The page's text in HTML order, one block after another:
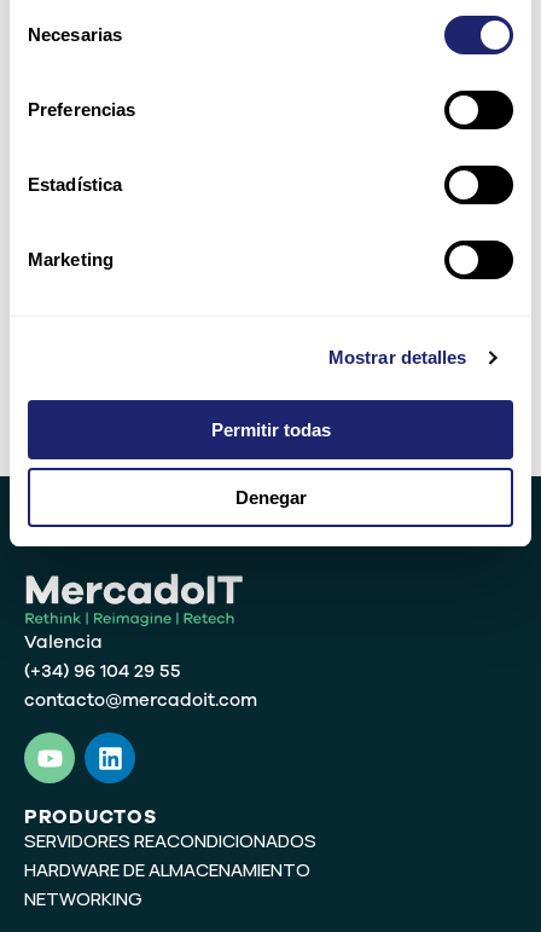
Necesarias
Preferencias
Estadística
Marketing
Mostrar detalles
Permitir todas
Denegar
Guarda mi nombre, correo electrónico y web en este
Por favor, introduce una respuesta en dígitos:
Valencia
(+34) 96 104 29 55
contacto@mercadoit.com
Y
o
u
t
u
b
e
L
i
n
k
e
d
i
PRODUCTOS
SERVIDORES REACONDICIONADOS
HARDWARE DE ALMACENAMIENTO
NETWORKING